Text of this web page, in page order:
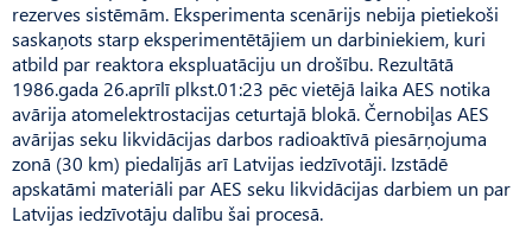
rezerves sistēmām. Eksperimenta scenārijs nebija pietiekoši
saskaņots starp eksperimentētājiem un darbiniekiem, kuri
atbild par reaktora ekspluatāciju un drošību. Rezultātā
1986.gada 26.aprīlī plkst.01:23 pēc vietējā laika AES notika
avārija atomelektrostacijas ceturtajā blokā. Černobiļas AES
avārijas seku likvidācijas darbos radioaktīvā piesārņojuma
zonā (30 km) piedalījās arī Latvijas iedzīvotāji. Izstādē
apskatāmi materiāli par AES seku likvidācijas darbiem un par
Latvijas iedzīvotāju dalību šai procesā.